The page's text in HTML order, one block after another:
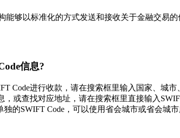
能够以标准化的方式发送和接收关于金融交易
信息?
Code进行收款，请在搜索框里输入国家、城
或查找对应地址，请在搜索框里直接输入
的SWIFT Code，可以使用省会城市或省会城市